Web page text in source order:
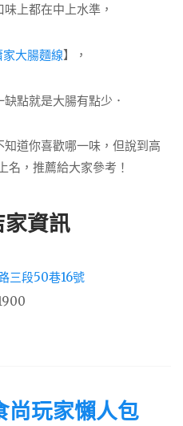
上都在中上水準，
家大腸麵線】，
點就是大腸有點少．
道你喜歡哪一味，但說到高
名，推薦給大家參考！
資訊
三段50巷16號
尚玩家懶人包